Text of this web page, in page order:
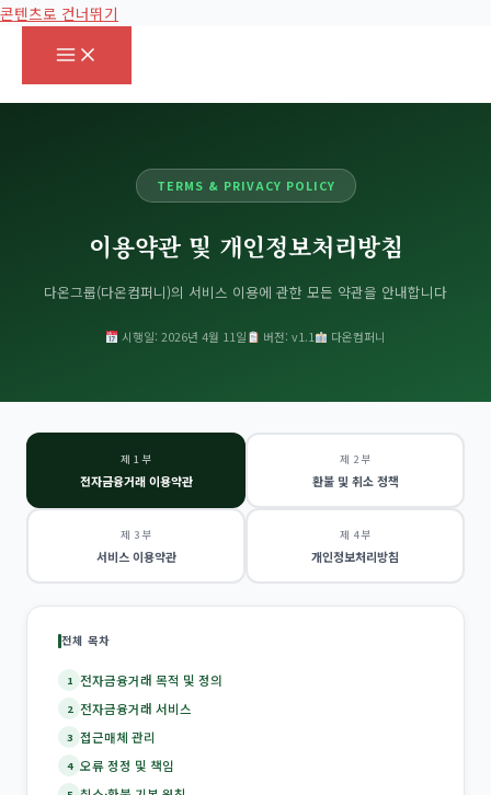
콘텐츠로 건너뛰기
TERMS & PRIVACY POLICY
이용약관 및 개인정보처리방침
다온그룹(다온컴퍼니)의 서비스 이용에 관한 모든 약관을 안내합니다
시행일: 2026년 4월 11일 버전: v1.1 다온컴퍼니
제 1 부
전자금융거래 이용약관
제 2 부
환불 및 취소 정책
제 3 부
서비스 이용약관
제 4 부
개인정보처리방침
전체 목차
1 전자금융거래 목적 및 정의
2 전자금융거래 서비스
3 접근매체 관리
4 오류 정정 및 책임